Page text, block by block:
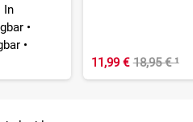
In
•
•
11,99 € 18,95 €¹